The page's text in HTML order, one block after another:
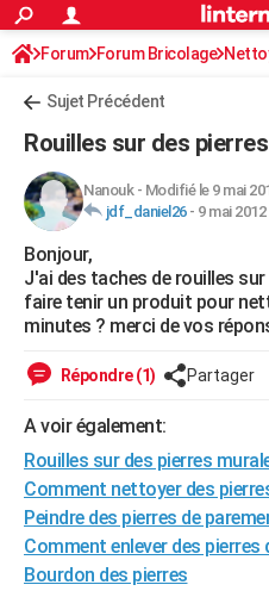
ACTUALITÉS
Politique
Société
Faits Divers
Education
Monde
Villes
+
FINANCE
Retraite
Impôts
Epargne
Immobilier
Risques naturels par ville
Banque
Assurance
Crédit
AUTO
Essais
Réserver un essai
Citadines
Berlines
SUV
Forum auto
+HIGH-TECH
Mobiles
Meilleur smartphone
Internet
Ordinateurs
Jeux vidéo
Guide high-tech
+BRICOLAGE
Forum
Aménagement intérieur
Extérieur
Cuisine
Salle de bains
Jardinage
Rangement
WEEK-END
LIFESTYLE
Art de vivre
Bien-être
Loisirs
Mode
Modes de vie
SANTE
Alimentation
Guide de la santé
Maladies
Médicaments
Sommeil
VOYAGE
Destinations
City break
Voyage nature
Voyage de noces
Forum
Climat
+PHOTO
Forum Forum Bricolage
Sujet Précédent
Rouilles sur des
Nanouk- Modifié le 9 mai
jdf_daniel26- 9 mai 2012
Bonjour,
J'ai des taches de rouilles
faire tenir un produit pour
minutes ? merci de vos
Répondre (1) Partager
A voir également:
Rouilles sur des pierres
Comment nettoyer des
Peindre des pierres de
Comment enlever des
Bourdon des pierres